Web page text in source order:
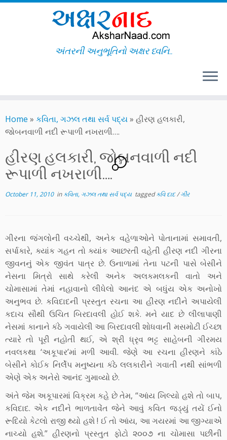
to
content
અંતરની અનુભૂતિનો અક્ષર ધ્વનિ..
Home » કવિતા, ગઝલ તથા સર્વ પદ્ય» હીરણ હલકારી,
જોબનવાળી નદી રૂપાળી નખરાળી….
હીરણ હલકારી, જોબનવાળી નદી
રૂપાળી નખરાળી….
9
October 11, 2010inકવિતા, ગઝલ તથા સર્વ પદ્ય taggedકવિ દાદ/ગીર
ગીરના જંગલોની વચ્ચેથી, અનેક વહેળાઓને પોતાનામાં સમાવતી,
સર્પાકારે, ક્યાંક ગહન તો ક્યાંક આછરતી વહેતી હીરણ નદી ગીરના
જીવનનું એક જીવંત પાત્ર છે. ઉનાળામાં તેના પટની પાસે બેસીને
નેસના મિત્રો સાથે કરેલી અનેક અલકમલકની વાતો અને
ચોમાસામાં તેમાં નહાવાનો લીધેલો આનંદ એ બધુંય એક અનોખો
અનુભવ છે. કવિદાદની પ્રસ્તુત રચના આ હીરણ નદીને અપાયેલી
કદાચ સૌથી ઉચિત બિરદાવલી હોઈ શકે. મને યાદ છે લીલાપાણી
નેસમાં કાનાને કંઠે ગવાયેલી આ બિરદાવલી શોધવાની મસમોટી ઈચ્છા
ત્યારે તો પૂરી નહોતી થઈ, એ શ્રી ધ્રૃવ ભટ્ટ સાહેબની ગીરમય
નવલકથા ‘અકૂપાર’માં મળી આવી. જેણે આ રચના હીરણને કાંઠે
બેસીને કોઈક નિર્લેપ મનુષ્યના કંઠે લલકારીને ગવાતી નથી સાંભળી
એણે એક અનેરો આનંદ ગુમાવ્યો છે.
અંતે જેમ અકૂપારમાં વિક્રમ કહે છે તેમ, “આંય ખિલ્યો હશે તો બાપ,
કવિદાદ. એક નદીને ભાળતાવેંત જેને આવું કવિત જડ્યું તયેં ઈનો
રૂદિયો કેટલો રાજી થ્યો હશે ! ઈ તો આંય, આ ગયરમાં આ જીગ્યાએ
નાચ્યો હશે.” હીરણનો પ્રસ્તુત ફોટો ૨૦૦૭ ના ચોમાસા પછીની